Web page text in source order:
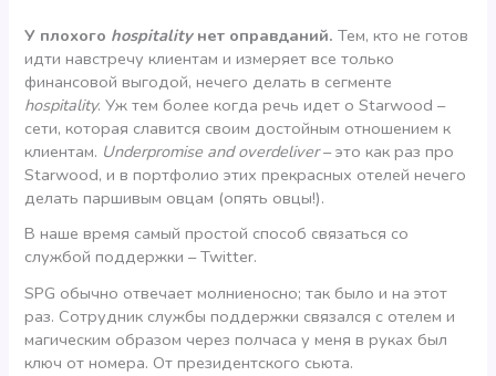
У плохого hospitalityнет оправданий. Тем, кто не готов
идти навстречу клиентам и измеряет все только
финансовой выгодой, нечего делать в сегменте
hospitality. Уж тем более когда речь идет о Starwood –
сети, которая славится своим достойным отношением к
клиентам. Underpromise and overdeliver– это как раз про
Starwood, и в портфолио этих прекрасных отелей нечего
делать паршивым овцам (опять овцы!).
В наше время самый простой способ связаться со
службой поддержки – Twitter.
SPG обычно отвечает молниеносно; так было и на этот
раз. Сотрудник службы поддержки связался с отелем и
магическим образом через полчаса у меня в руках был
ключ от номера. От президентского сьюта.